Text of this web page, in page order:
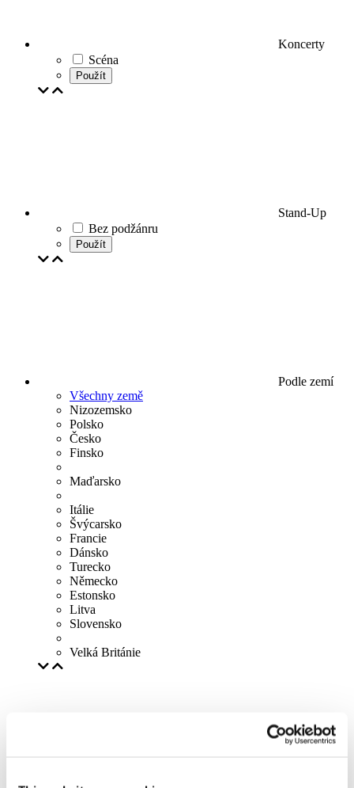
Koncerty
Scéna
Použít
Stand-Up
Bez podžánru
Použít
Podle zemí
Všechny země
Nizozemsko
Polsko
Česko
Finsko
Maďarsko
Itálie
Švýcarsko
Francie
Dánsko
Turecko
Německo
Estonsko
Litva
Slovensko
Velká Británie